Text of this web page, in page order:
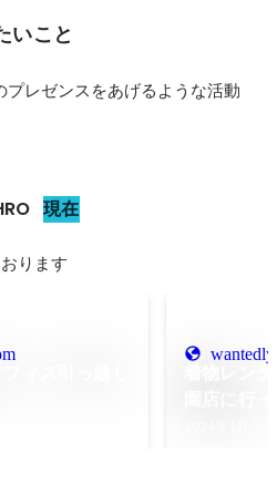
いこと
プレゼンスをあげるような活動
現在
ります